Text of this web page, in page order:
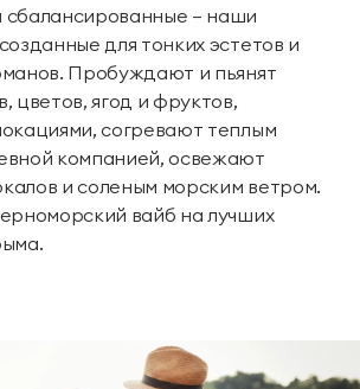
— наши
для тонких эстетов и
Пробуждают и пьянят
цветов, ягод и фруктов,
согревают теплым
компанией, освежают
и соленым морским ветром.
вайб на лучших